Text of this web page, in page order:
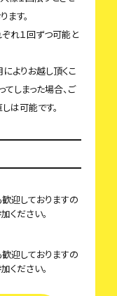
ます。
れ１回ずつ可能と
よりお越し頂くこ
てしまった場合、ご
は可能です。
迎しておりますの
ください。
迎しておりますの
ください。